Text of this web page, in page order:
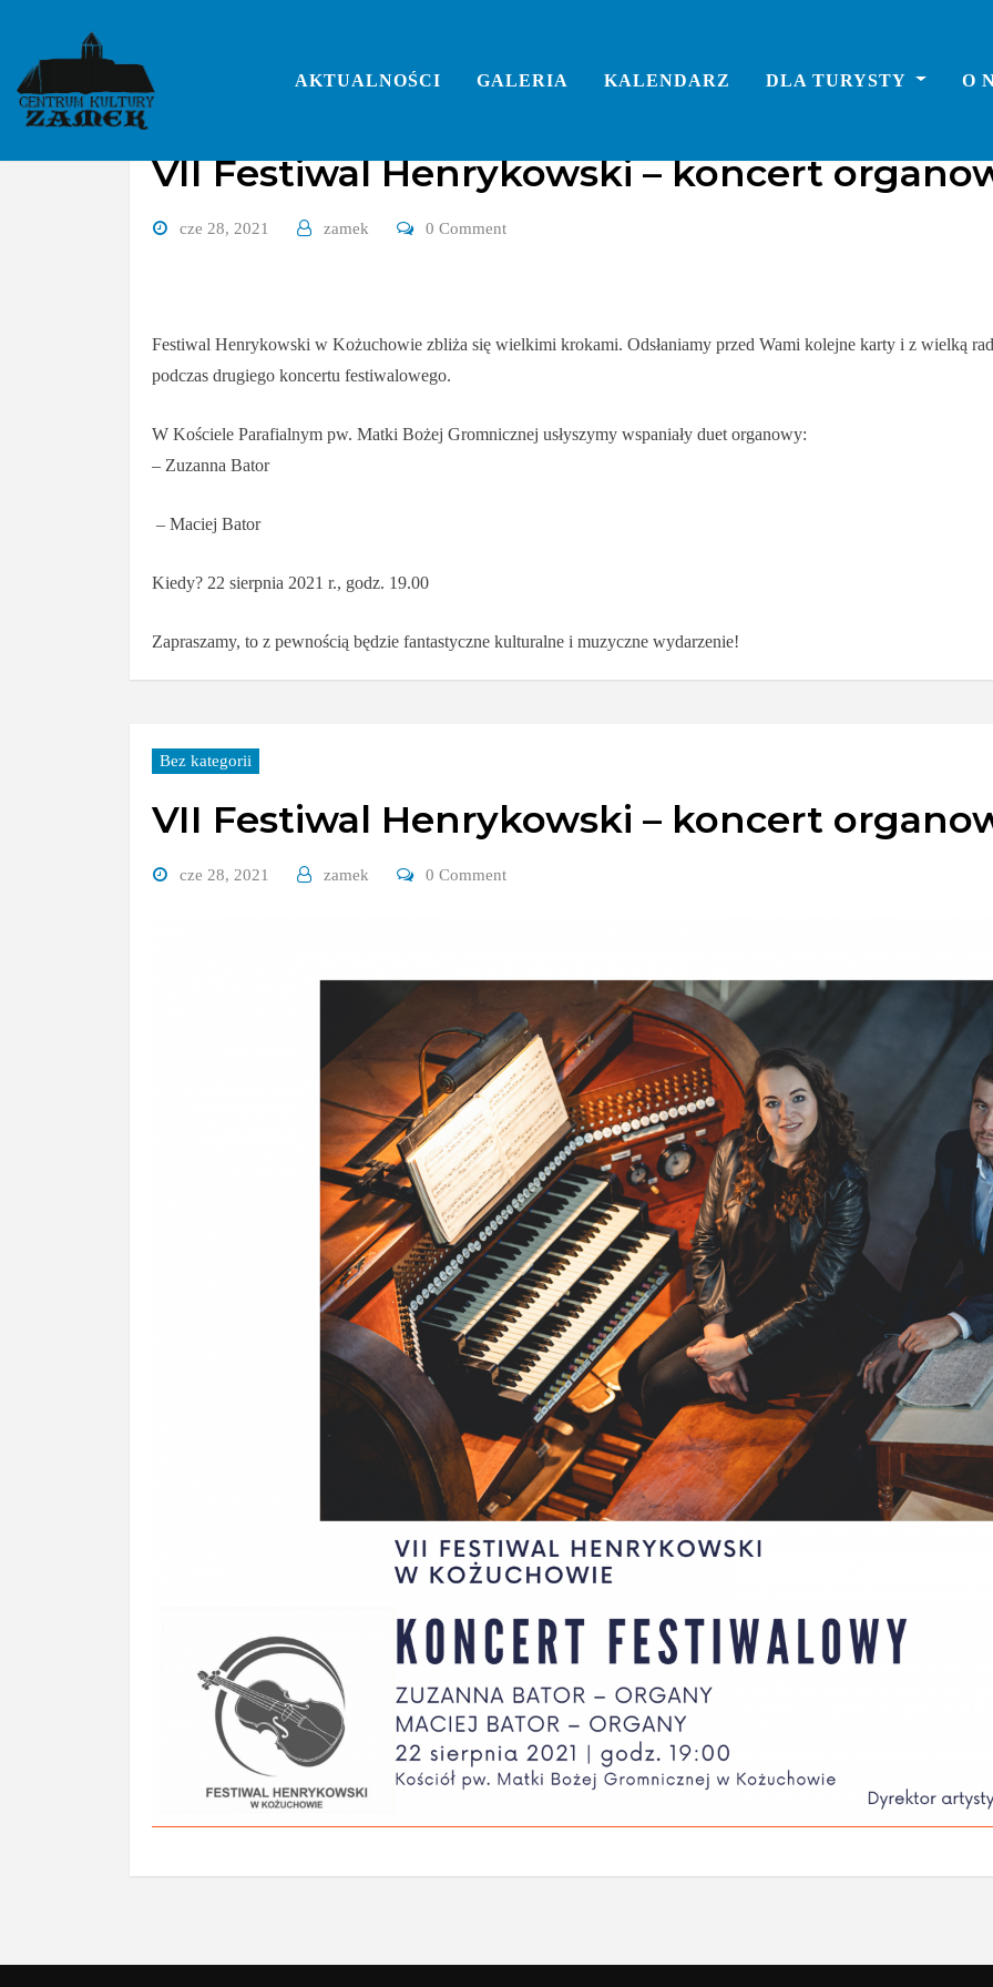
content
AKTUALNOŚCI GALERIA KALENDARZ DLA TURYSTY O
VII Festiwal Henrykowski – koncert
cze 28, 2021 zamek 0 Comment
Festiwal Henrykowski w Kożuchowie zbliża się wielkimi krokami. Odsłaniamy przed Wami kolejne karty i z wielką
podczas drugiego koncertu festiwalowego.
W Kościele Parafialnym pw. Matki Bożej Gromnicznej usłyszymy wspaniały duet organowy:
– Zuzanna Bator
– Maciej Bator
Kiedy? 22 sierpnia 2021 r., godz. 19.00
Zapraszamy, to z pewnością będzie fantastyczne kulturalne i muzyczne wydarzenie!
Bez kategorii
VII Festiwal Henrykowski – koncert
cze 28, 2021 zamek 0 Comment